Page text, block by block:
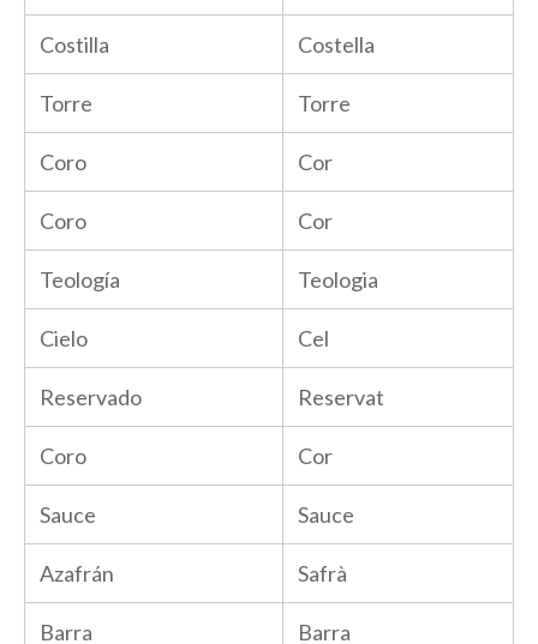
Costilla Costella
Torre Torre
Coro Cor
Coro Cor
Teología Teologia
Cielo Cel
Reservado Reservat
Coro Cor
Sauce Sauce
Azafrán Safrà
Barra Barra